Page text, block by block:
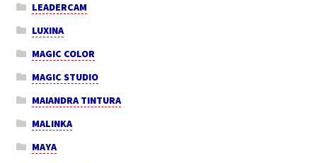
LEADERCAM
LUXINA
MAGIC COLOR
MAGIC STUDIO
MAIANDRA TINTURA
MALINKA
MAYA